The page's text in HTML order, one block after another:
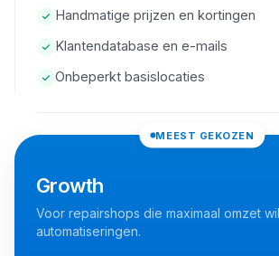
Handmatige prijzen en kortingen
Klantendatabase en e-mails
Onbeperkt basislocaties
MEEST GEKOZEN
Growth
Voor repairshops die maximaal omzet
automatiseringen.